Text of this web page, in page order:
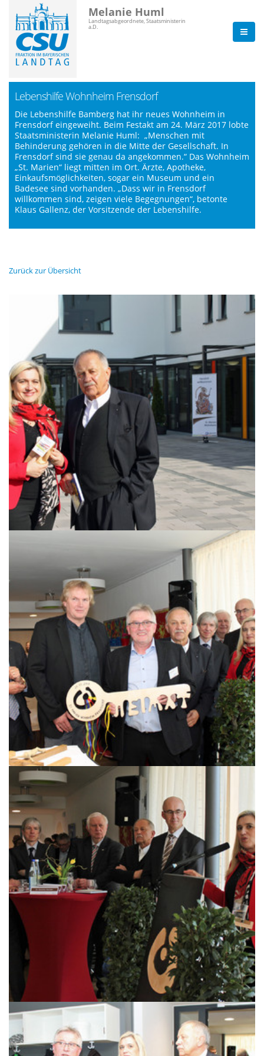
Melanie Huml
Landtagsabgeordnete, Staatsministerin
a.D.
Lebenshilfe Wohnheim Frensdorf
Die Lebenshilfe Bamberg hat ihr neues Wohnheim in
Frensdorf eingeweiht. Beim Festakt am 24. März 2017 lobte
Staatsministerin Melanie Huml: „Menschen mit
Behinderung gehören in die Mitte der Gesellschaft. In
Frensdorf sind sie genau da angekommen.“ Das Wohnheim
St. Marien“ liegt mitten im Ort. Ärzte, Apotheke,
Einkaufsmöglichkeiten, sogar ein Museum und ein
Badesee sind vorhanden. „Dass wir in Frensdorf
willkommen sind, zeigen viele Begegnungen“, betonte
Klaus Gallenz, der Vorsitzende der Lebenshilfe.
Zurück zur Übersicht